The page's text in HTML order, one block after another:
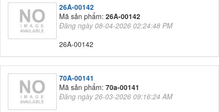
26A-00142
Mã sản phẩm: 26A-00142
Đăng ngày 08-04-2026 02:24:48 PM
26A-00142
70A-00141
Mã sản phẩm: 70a-00141
Đăng ngày 26-03-2026 09:16:24 AM